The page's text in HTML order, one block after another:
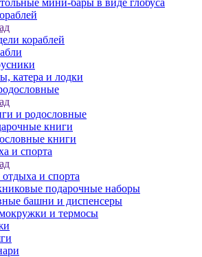
мини-бары в виде глобуса
кораблей
катера и лодки
и родословные
книги
книги
и спорта
и спорта
подарочные наборы
башни и диспенсеры
и термосы